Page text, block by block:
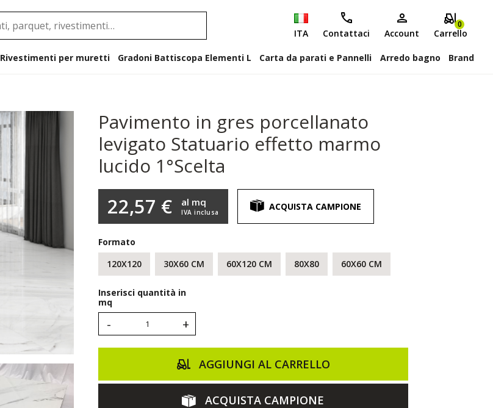
ITA Contattaci Account
0
Carrello
Rivestimenti per muretti Gradoni Battiscopa Elementi L Carta da parati e Pannelli Arredo bagno Brand
Pavimento in gres porcellanato
levigato Statuario effetto marmo
lucido 1°Scelta
22,57 € IVA inclusa
al mq ACQUISTA CAMPIONE
Formato
120X120
30X60 CM 60X120 CM 80X80 60X60 CM
Inserisci quantità in
mq
- +
AGGIUNGI AL CARRELLO
ACQUISTA CAMPIONE